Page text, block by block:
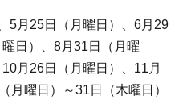
5月25日（月曜日）、6月29
日）、8月31日（月曜
月26日（月曜日）、11月
月曜日）～31日（木曜日）